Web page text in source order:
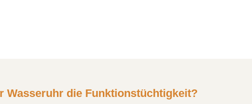
Wasseruhr die Funktionstüchtigkeit?